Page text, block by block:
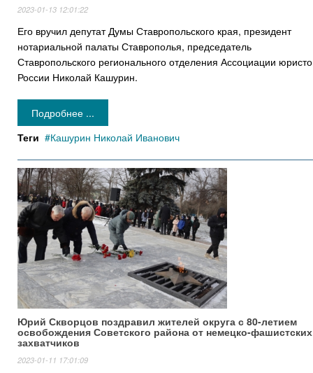
2023-01-13 12:01:22
Его вручил депутат Думы Ставропольского края, президент
нотариальной палаты Ставрополья, председатель
Ставропольского регионального отделения Ассоциации
России Николай Кашурин.
Подробнее ...
Теги
Кашурин Николай Иванович
Юрий Скворцов поздравил жителей округа с 80-летием
освобождения Советского района от немецко-фашистских
захватчиков
2023-01-11 17:01:09